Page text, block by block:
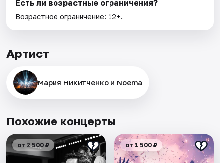
Есть ли возрастные ограничения?
Возрастное ограничение: 12+.
Артист
Мария Никитченко и Noema
Похожие концерты
от 2 500 ₽ от 1 500 ₽